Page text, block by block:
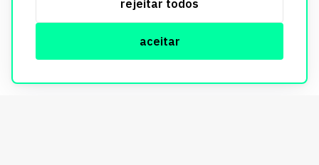
rejeitar todos
aceitar
informações, consulte nossa Política de Privacidade.
© Copyright Imobi Report. Todos os direitos reservados.
Política de privacidade
mobister